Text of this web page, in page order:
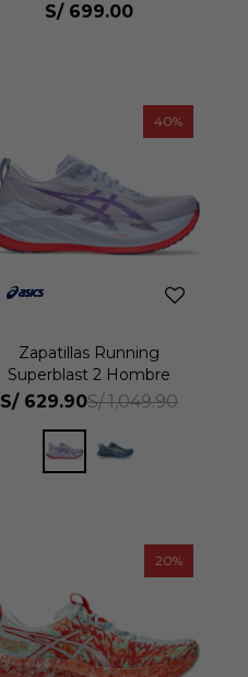
S/ 699.00
40
Zapatillas Running
Superblast 2 Hombre
S/ 629.90S/ 1,049.90
20